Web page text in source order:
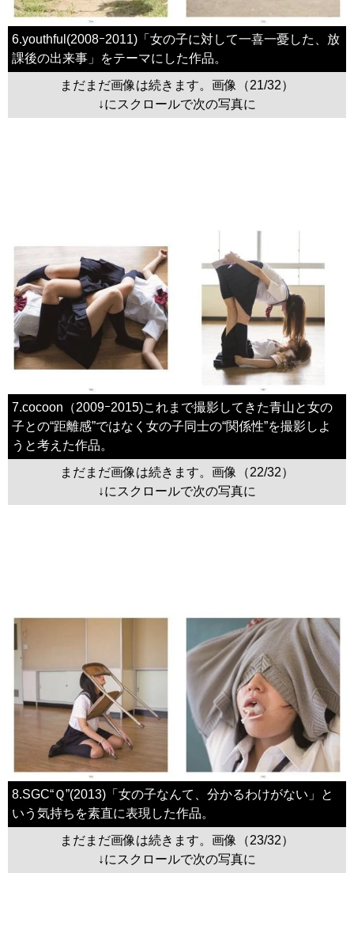
6.youthful(2008ｰ2011)「女の子に対して一喜一憂した、放
課後の出来事」をテーマにした作品。
まだまだ画像は続きます。画像（21/32）
↓にスクロールで次の写真に
7.cocoon（2009ｰ2015)これまで撮影してきた青山と女の
子との“距離感”ではなく女の子同士の“関係性”を撮影しよ
うと考えた作品。
まだまだ画像は続きます。画像（22/32）
↓にスクロールで次の写真に
8.SGC“Ｑ”(2013)「女の子なんて、分かるわけがない」と
いう気持ちを素直に表現した作品。
まだまだ画像は続きます。画像（23/32）
↓にスクロールで次の写真に